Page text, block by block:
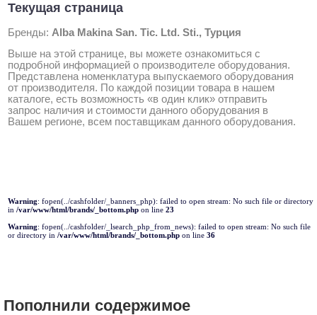
Текущая страница
Бренды: Alba Makina San. Tic. Ltd. Sti., Турция
Выше на этой странице, вы можете ознакомиться с
подробной информацией о производителе оборудования.
Представлена номенклатура выпускаемого оборудования
от производителя. По каждой позиции товара в нашем
каталоге, есть возможность «в один клик» отправить
запрос наличия и стоимости данного оборудования в
Вашем регионе, всем поставщикам данного оборудования.
Warning: fopen(../cashfolder/_banners_php): failed to open stream: No such file or directory
in /var/www/html/brands/_bottom.php on line 23
Warning: fopen(../cashfolder/_lsearch_php_from_news): failed to open stream: No such file
or directory in /var/www/html/brands/_bottom.php on line 36
Пополнили содержимое